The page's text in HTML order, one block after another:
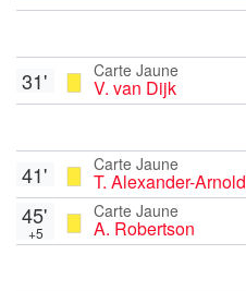
Carte Jaune
V. van Dijk
31'
Carte Jaune
T. Alexander-Arnold
41'
Carte Jaune
A. Robertson
45'
+5